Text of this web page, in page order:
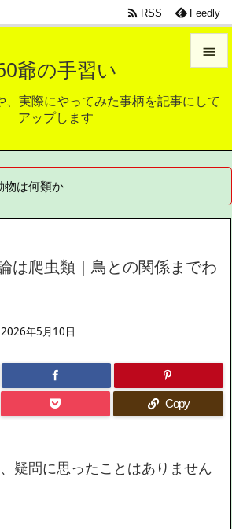
爺の手習い
、実際にやってみた事柄を記事にして
アップします

メニュ
サイド



 RSS Feedly
物は何類か
は爬虫類｜鳥との関係までわ
2026年5月10日
Copy
疑問に思ったことはありません